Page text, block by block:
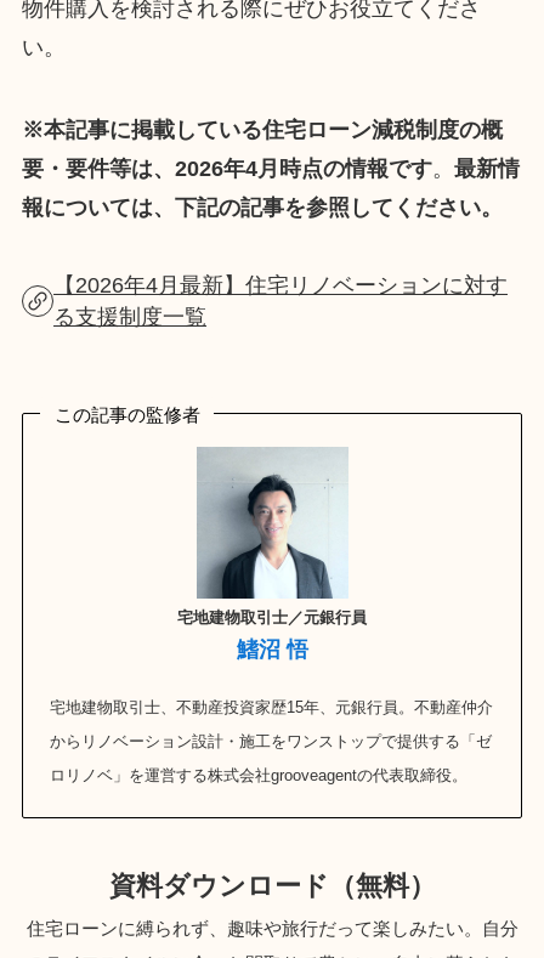
物件購入を検討される際にぜひお役立てくださ
い。
※本記事に掲載している住宅ローン減税制度の概
要・要件等は、2026年4月時点の情報です。 最新情
報については、下記の記事を参照してください。
【2026年4月最新】住宅リノベーションに対す
る支援制度一覧
この記事の監修者
宅地建物取引士／元銀行員
鰭沼 悟
宅地建物取引士、不動産投資家歴15年、元銀行員。不動産仲介
からリノベーション設計・施工をワンストップで提供する「ゼ
ロリノベ」を運営する株式会社grooveagentの代表取締役。
資料ダウンロード（無料）
住宅ローンに縛られず、趣味や旅行だって楽しみたい。自分